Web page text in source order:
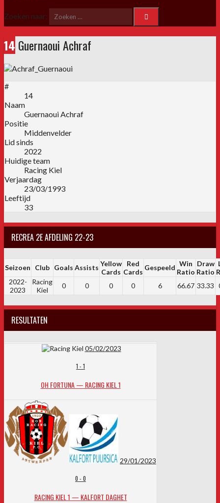
Zoeken naar:
14 Guernaoui Achraf
#
14
Naam
Guernaoui Achraf
Positie
Middenvelder
Lid sinds
2022
Huidige team
Racing Kiel
Verjaardag
23/03/1993
Leeftijd
33
RECREA 2E AFDELING 22-23
Seizoen Club Goals Assists Yellow
Cards
Red
Cards
Gespeeld Win
Ratio
Draw
Ratio
2022-
2023
Racing
Kiel
0 0 0 0 6 66.67 33.33
RESULTATEN
05/02/2023
1 - 1
OH FORTUNA — RACING KIEL 1
29/01/2023
0 - 0
RACING KIEL 1 — KALFORT DAGHET